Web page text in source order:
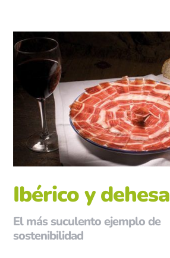
Ibérico y dehesa
El más suculento ejemplo de
sostenibilidad